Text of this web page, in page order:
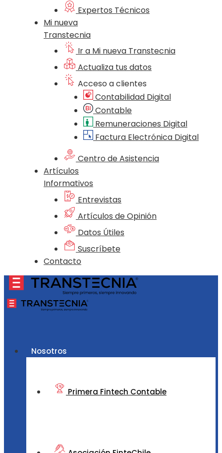
Expertos Técnicos
Mi nueva
Transtecnia
Ir a Mi nueva Transtecnia
Actualiza tus datos
Acceso a clientes
Contabilidad Digital
Contable
Remuneraciones Digital
Factura Electrónica Digital
Centro de Asistencia
Artículos
Informativos
Entrevistas
Artículos de Opinión
Datos Útiles
Suscríbete
Contacto
Nosotros
Primera Fintech Contable